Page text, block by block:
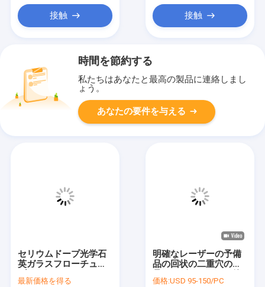
接触 接触
時間を節約する
私たちはあなたと最高の製品に連絡しまし
ょう。
あなたの要件を与える
セリウムドープ光学石
英ガラスフローチュー
最新価格を得る
明確なレーザーの予備
品の回状の二重穴の水
価格:USD 95-150/PC